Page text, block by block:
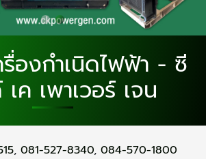
องกำเนิดไฟฟ้า - ซี
ค เพาเวอร์ เจน
, 081-527-8340, 084-570-1800